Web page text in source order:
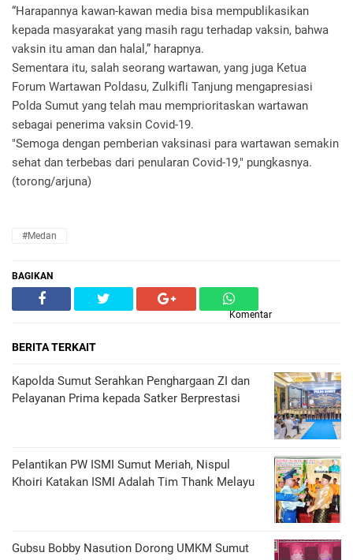
“Harapannya kawan-kawan media bisa mempublikasikan
kepada masyarakat yang masih ragu terhadap vaksin, bahwa
vaksin itu aman dan halal,” harapnya.
Sementara itu, salah seorang wartawan, yang juga Ketua
Forum Wartawan Poldasu, Zulkifli Tanjung mengapresiasi
Polda Sumut yang telah mau memprioritaskan wartawan
sebagai penerima vaksin Covid-19.
"Semoga dengan pemberian vaksinasi para wartawan semakin
sehat dan terbebas dari penularan Covid-19," pungkasnya.
(torong/arjuna)
#Medan
BAGIKAN
Komentar
BERITA TERKAIT
Kapolda Sumut Serahkan Penghargaan ZI dan
Pelayanan Prima kepada Satker Berprestasi
Pelantikan PW ISMI Sumut Meriah, Nispul
Khoiri Katakan ISMI Adalah Tim Thank Melayu
Gubsu Bobby Nasution Dorong UMKM Sumut